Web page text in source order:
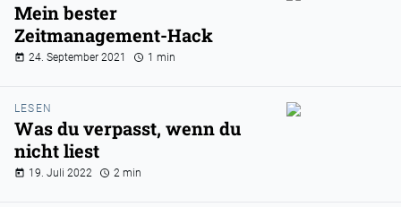
Mein bester
Zeitmanagement-Hack
24. September 2021 1 min
LESEN
Was du verpasst, wenn du
nicht liest
19. Juli 2022 2 min